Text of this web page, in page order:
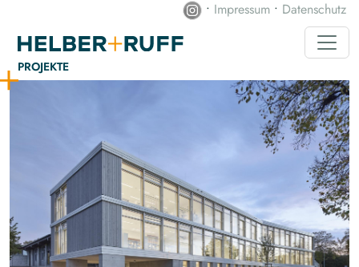
• Impressum • Datenschutz
PROJEKTE